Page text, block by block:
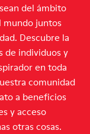
del ámbito
mundo juntos
Descubre la
de individuos y
en toda
comunidad
a beneficios
y acceso
otras cosas.